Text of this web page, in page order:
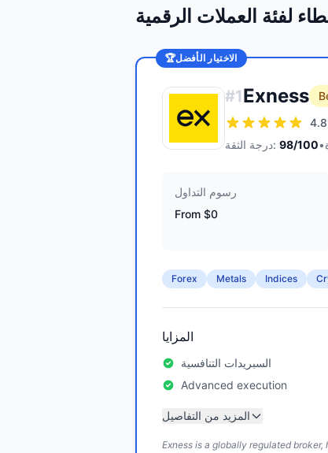
لفئة العملات الرقمية
🏆الاختيار الأفضل
#1Exness
درجة الثقة: 98/100•
رسوم التداول
From $0
Forex Metals Indices
المزايا
السبريدات التنافسية
Advanced execution
المزيد من التفاصيل
Exness is a globally regulated